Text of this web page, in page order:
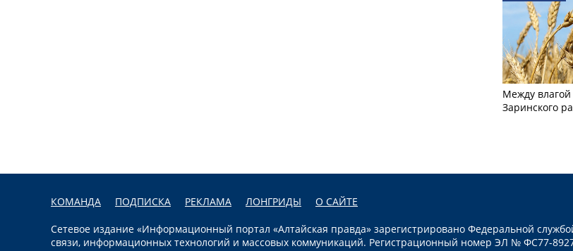
Между
Заринского
КОМАНДА ПОДПИСКА РЕКЛАМА ЛОНГРИДЫ О САЙТЕ
Сетевое издание «Информационный портал «Алтайская правда» зарегистрировано Федеральной
связи, информационных технологий и массовых коммуникаций. Регистрационный номер ЭЛ № ФС77-